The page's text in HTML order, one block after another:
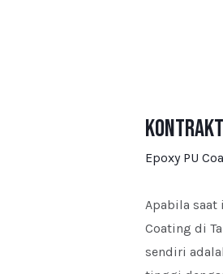
Epoxy PU
Apabila saat
Coating di
sendiri